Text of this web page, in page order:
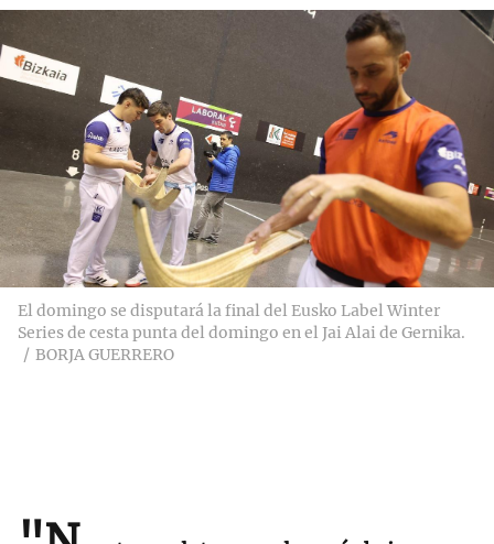
El domingo se disputará la final del Eusko Label Winter
Series de cesta punta del domingo en el Jai Alai de Gernika.
BORJA GUERRERO